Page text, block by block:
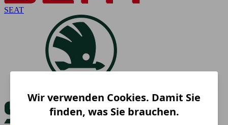
SEAT
Wir verwenden Cookies. Damit Sie
finden, was Sie brauchen.